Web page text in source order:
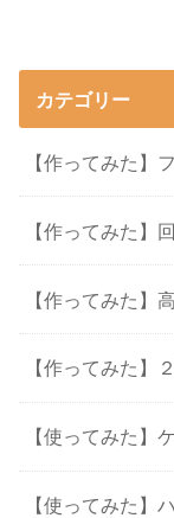
カテゴリー
【作ってみた】
【作ってみた】
【作ってみた】
【作ってみた】
【使ってみた】
【使ってみた】